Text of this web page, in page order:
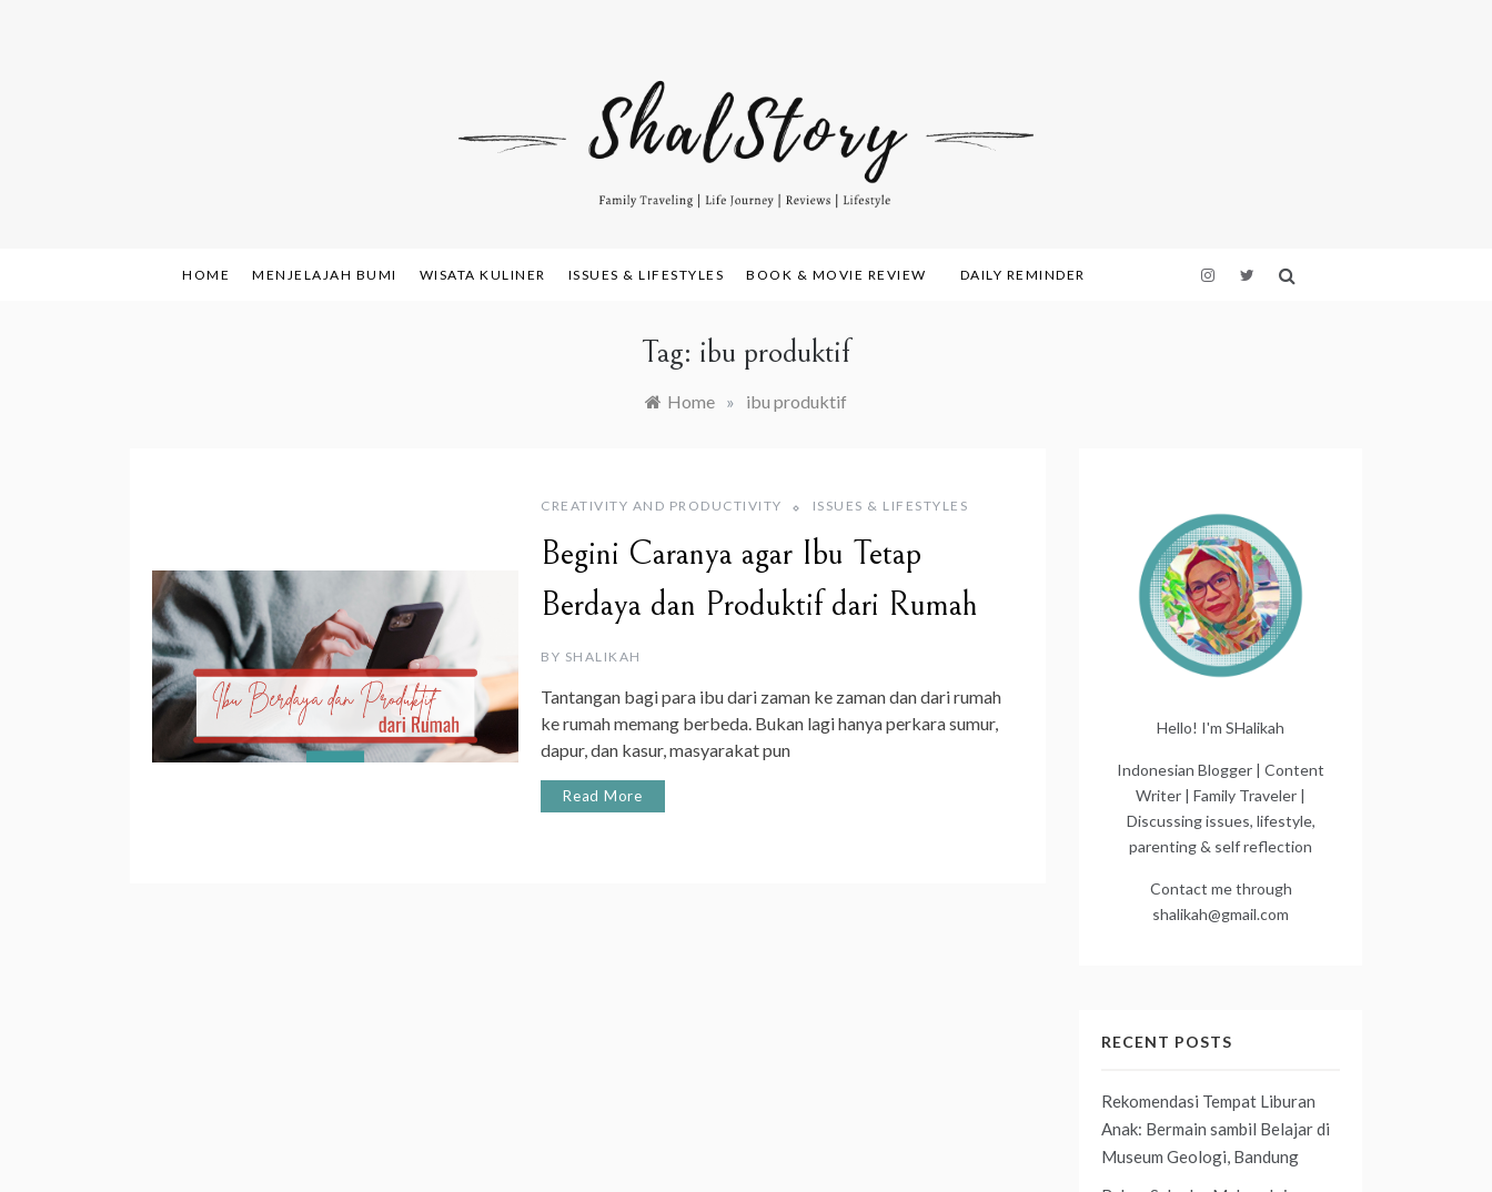
www.shalstory.com
Indonesian Blog: Family Travelling, Life Journey, Reviews, and Lifestyle
HOME MENJELAJAH BUMI WISATA KULINER ISSUES & LIFESTYLES BOOK & MOVIE REVIEW DAILY REMINDER
Tag: ibu produktif
Home » ibu produktif
CREATIVITY AND PRODUCTIVITY ISSUES & LIFESTYLES
Begini Caranya agar Ibu Tetap
Berdaya dan Produktif dari Rumah
BY SHALIKAH
Tantangan bagi para ibu dari zaman ke zaman dan dari rumah
ke rumah memang berbeda. Bukan lagi hanya perkara sumur,
dapur, dan kasur, masyarakat pun
Read More
Hello! I'm SHalikah
Indonesian Blogger | Content
Writer | Family Traveler |
Discussing issues, lifestyle,
parenting & self reflection
Contact me through
shalikah@gmail.com
RECENT POSTS
Rekomendasi Tempat Liburan
Anak: Bermain sambil Belajar di
Museum Geologi, Bandung